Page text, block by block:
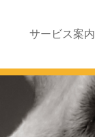
サービス案内